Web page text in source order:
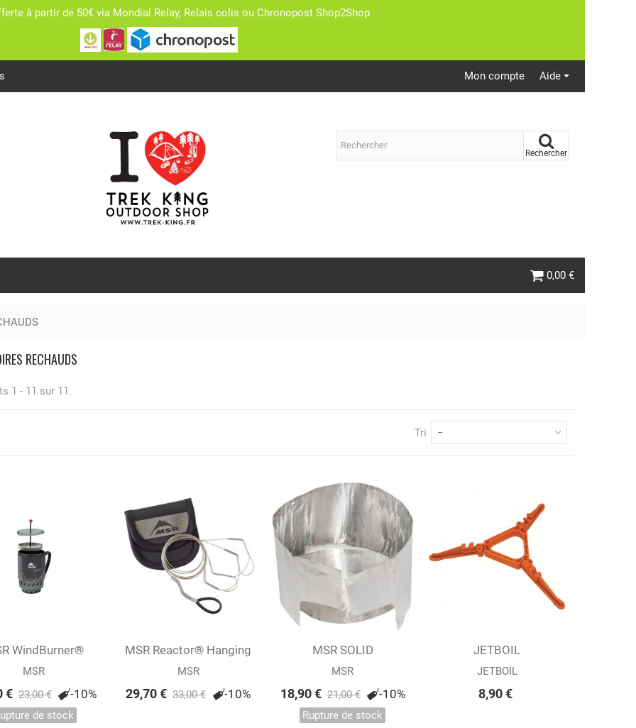
à partir de 50€ via Mondial Relay, Relais colis ou Chronopost Shop2Shop
Aide
Mon compte
Rechercher
0,00 €
ADVANCE PIC NIC
JACK
NANO 16
RECHAUDS
1 - 11 sur 11.
Tri --
Afficher
WindBurner®
Press Kit...
MSR
€ 23,00 € -10%
de stock
Ajouter au panier
MSR Reactor® Hanging
Kit
MSR
29,70 € 33,00 € -10%
Afficher
MSR SOLID
HEATREFLECTOR +...
MSR
18,90 € 21,00 € -10%
Rupture de stock
Ajouter au panier
JETBOIL
STABILISATEUR /
TRÉPIED...
JETBOIL
8,90 €